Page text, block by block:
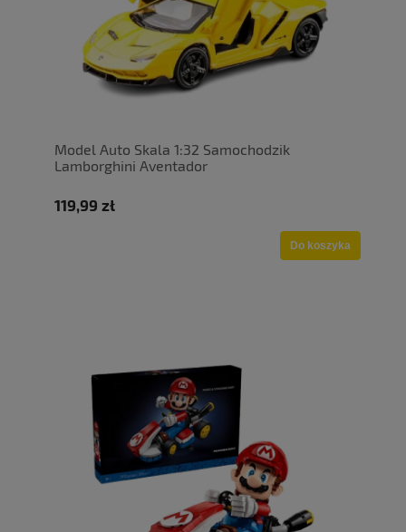
Model Auto Skala 1:32 Samochodzik
Lamborghini Aventador
119,99 zł
Do koszyka